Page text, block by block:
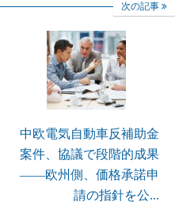
次の記事
中欧電気自動車反補助金
案件、協議で段階的成果
――欧州側、価格承諾申
請の指針を公...